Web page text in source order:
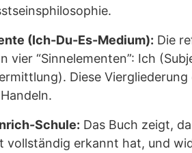
(Ich-Du-Es-Medium): Die
vier “Sinnelementen”: Ich
Diese
Schule: Das Buch zeigt,
vollständig erkannt hat, und